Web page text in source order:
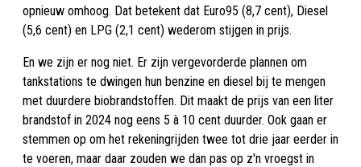
opnieuw omhoog. Dat betekent dat Euro95 (8,7 cent), Diesel
(5,6 cent) en LPG (2,1 cent) wederom stijgen in prijs.
En we zijn er nog niet. Er zijn vergevorderde plannen om
tankstations te dwingen hun benzine en diesel bij te mengen
met duurdere biobrandstoffen. Dit maakt de prijs van een liter
brandstof in 2024 nog eens 5 à 10 cent duurder. Ook gaan er
stemmen op om het rekeningrijden twee tot drie jaar eerder in
te voeren, maar daar zouden we dan pas op z'n vroegst in